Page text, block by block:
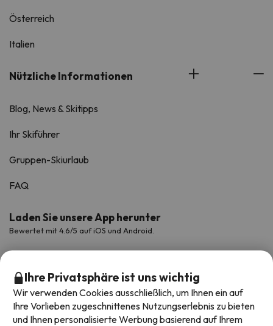
Österreich
Italien
Nützliche Informationen
Blog, News & Skitipps
Ihr Skiführer
Gruppen-Skiurlaub
FAQ
Laden Sie unsere App herunter
Bewertet mit 4.6/5 auf iOS und Android.
Ihre Privatsphäre ist uns wichtig
Wir verwenden Cookies ausschließlich, um Ihnen ein auf
Ihre Vorlieben zugeschnittenes Nutzungserlebnis zu bieten
und Ihnen personalisierte Werbung basierend auf Ihrem